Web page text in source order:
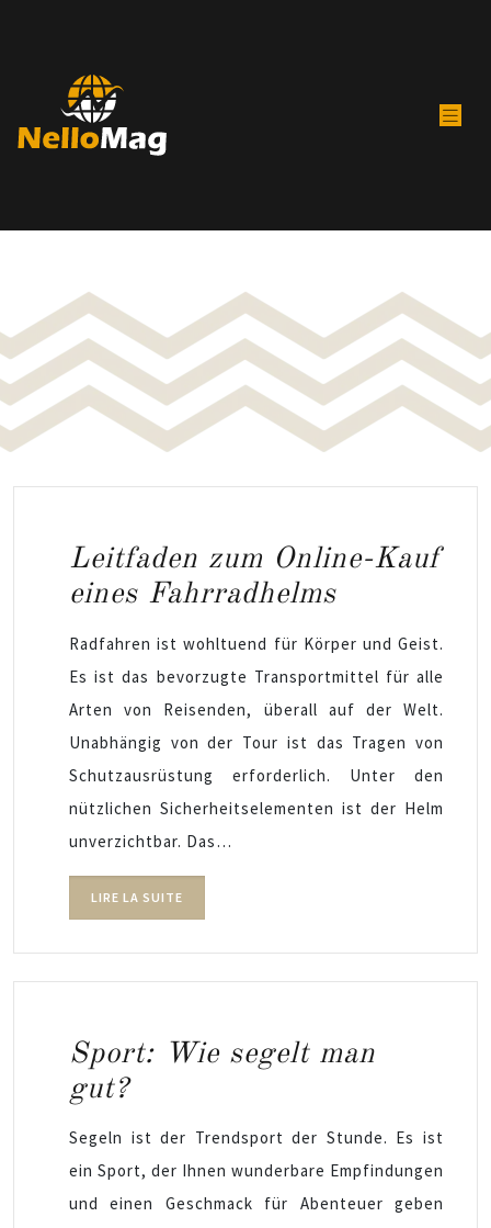
Leitfaden zum Online-Kauf
eines Fahrradhelms
Radfahren ist wohltuend für Körper und Geist.
Es ist das bevorzugte Transportmittel für alle
Arten von Reisenden, überall auf der Welt.
Unabhängig von der Tour ist das Tragen von
Schutzausrüstung erforderlich. Unter den
nützlichen Sicherheitselementen ist der Helm
unverzichtbar. Das…
LIRE LA SUITE
Sport: Wie segelt man
gut?
Segeln ist der Trendsport der Stunde. Es ist
ein Sport, der Ihnen wunderbare Empfindungen
und einen Geschmack für Abenteuer geben